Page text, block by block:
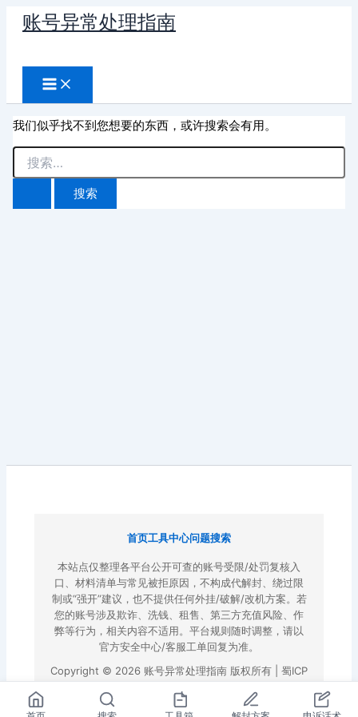
账号异常处理指南
索
我们似乎找不到您想要的东西，或许搜索会有用。
搜
索：
首页工具中心问题搜索
本站点仅整理各平台公开可查的账号受限/处罚复核入
口、材料清单与常见被拒原因，不构成代解封、绕过限
制或“强开”建议，也不提供任何外挂/破解/改机方案。若
您的账号涉及欺诈、洗钱、租售、第三方充值风险、作
弊等行为，相关内容不适用。平台规则随时调整，请以
官方安全中心/客服工单回复为准。
Copyright © 2026 账号异常处理指南 版权所有 | 蜀ICP